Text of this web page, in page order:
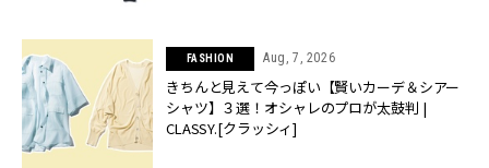
FASHION Aug, 7, 2026
きちんと見えて今っぽい【賢いカーデ＆シアー
シャツ】３選！オシャレのプロが太鼓判 |
CLASSY.[クラッシィ]